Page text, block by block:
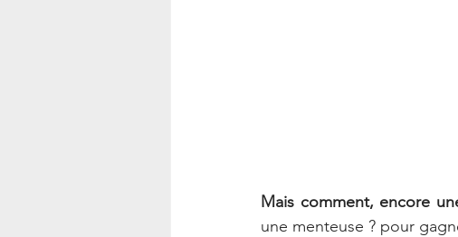
Mais comment, encore
une menteuse ? pour